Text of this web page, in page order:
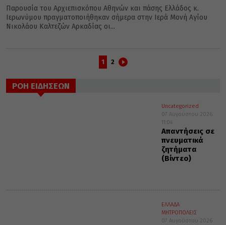
Παρουσία του Αρχιεπισκόπου Αθηνών και πάσης Ελλάδος κ.
Ιερωνύμου πραγματοποιήθηκαν σήμερα στην Ιερά Μονή Αγίου
Νικολάου Καλτεζών Αρκαδίας οι...
1 2
ΡΟΗ ΕΙΔΗΣΕΩΝ
Uncategorized
07 Αυγούστου 2026
11:04
Απαντήσεις σε
πνευματικά
ζητήματα
(Βίντεο)
ΕΛΛΑΔΑ
ΜΗΤΡΟΠΟΛΕΙΣ
07 Αυγούστου 2026